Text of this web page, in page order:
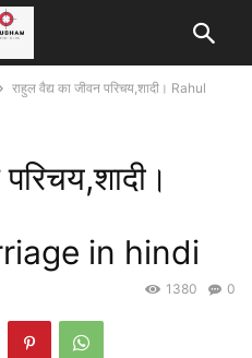
राहुल वैद्य का जीवन परिचय,शादी। Rahul
in hindi
0
1380